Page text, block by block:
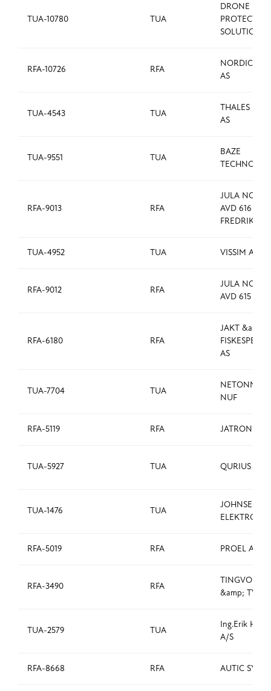
TUA-10780 TUA
DRONE
SOLUTIONS
RFA-10726 RFA
NORDIC
AS
TUA-4543 TUA
THALES
AS
TUA-9551 TUA
BAZE
RFA-9013 RFA
JULA
AVD 616
TUA-4952 TUA VISSIM AS
RFA-9012 RFA
JULA
AVD 615
RFA-6180 RFA
JAKT &amp;
AS
TUA-7704 TUA
NETONNET
NUF
RFA-5119 RFA JATRONIC
TUA-5927 TUA QURIUS AS
TUA-1476 TUA
JOHNSEN
ELEKTRO AS
RFA-5019 RFA PROEL AS
RFA-3490 RFA
TINGVOLL
&amp; TV AS
TUA-2579 TUA
Ing.Erik
A/S
RFA-8668 RFA AUTIC